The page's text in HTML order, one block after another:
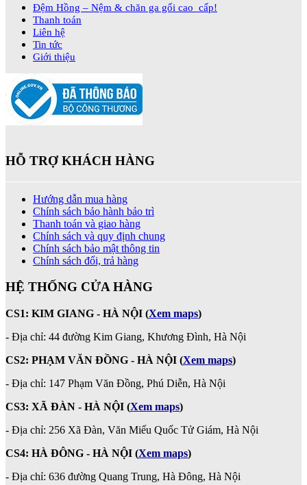
Đệm Hồng – Nệm & chăn ga gối cao cấp!
Thanh toán
Liên hệ
Tin tức
Giới thiệu
HỖ TRỢ KHÁCH HÀNG
Hướng dẫn mua hàng
Chính sách bảo hành bảo trì
Thanh toán và giao hàng
Chính sách và quy định chung
Chính sách bảo mật thông tin
Chính sách đổi, trả hàng
HỆ THỐNG CỬA HÀNG
CS1: KIM GIANG - HÀ NỘI (Xem maps)
- Địa chỉ: 44 đường Kim Giang, Khương Đình, Hà Nội
CS2: PHẠM VĂN ĐỒNG - HÀ NỘI (Xem maps)
- Địa chỉ: 147 Phạm Văn Đồng, Phú Diễn, Hà Nội
CS3: XÃ ĐÀN - HÀ NỘI (Xem maps)
- Địa chỉ: 256 Xã Đàn, Văn Miếu Quốc Tử Giám, Hà Nội
CS4: HÀ ĐÔNG - HÀ NỘI (Xem maps)
- Địa chỉ: 636 đường Quang Trung, Hà Đông, Hà Nội